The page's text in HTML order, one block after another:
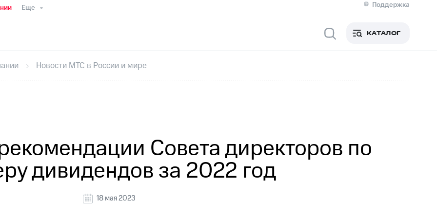
Еще
Поддержка
Медиа-центр
ИнтервьюФинансовая отчетностьКонтактыНовости в регионе
секретарьРаскрытие информации
кабинет акционераАкционерный капиталКонтроль и аудитРынок акций
КАТАЛОГ
Новости МТС в России и мире
Совета директоров по
дивидендов за 2022 год
18 мая 2023